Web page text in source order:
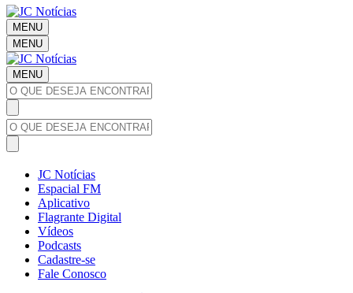
MENU
MENU
MENU
JC Notícias
Espacial FM
Aplicativo
Flagrante Digital
Vídeos
Podcasts
Cadastre-se
Fale Conosco